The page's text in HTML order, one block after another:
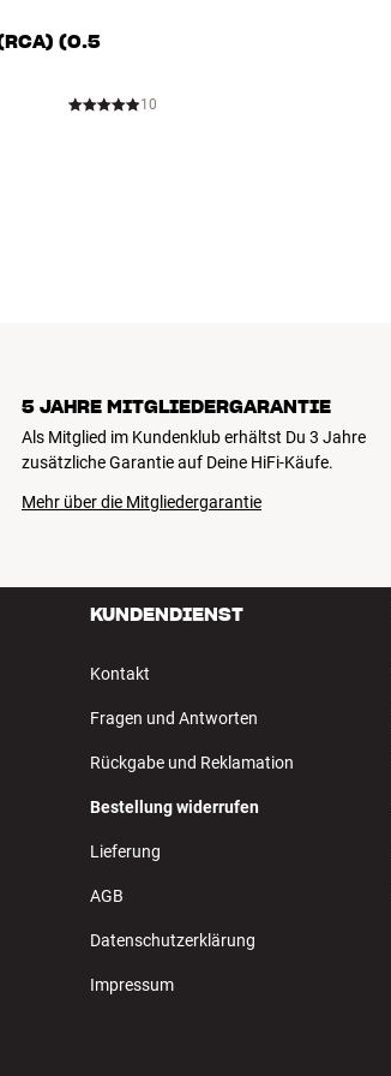
(RCA) (0.5
10
5 JAHRE MITGLIEDERGARANTIE
Als Mitglied im Kundenklub erhältst Du 3 Jahre
zusätzliche Garantie auf Deine HiFi-Käufe.
Mehr über die Mitgliedergarantie
KUNDENDIENST
Kontakt
Fragen und Antworten
Rückgabe und Reklamation
Bestellung widerrufen
Lieferung
AGB
Datenschutzerklärung
Impressum